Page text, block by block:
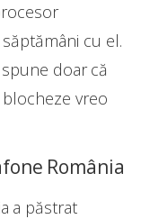
cu el.
doar că
vreo
România
a păstrat